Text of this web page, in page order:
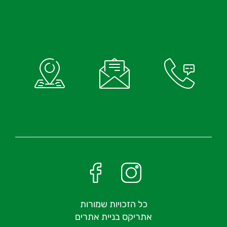
כל הזכויות שמורות
אתריקס בניית אתרים